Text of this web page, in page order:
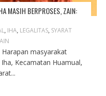
MASIH BERPROSES, ZAIN:
, IHA, LEGALITAS, SYARAT
masyarakat
Kecamatan Huamual,